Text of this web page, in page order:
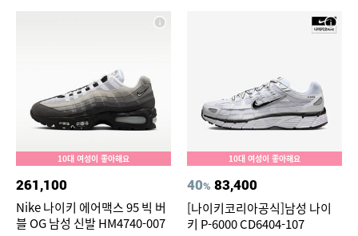
10대 여성이 좋아해요
261,100
Nike 나이키 에어맥스 95 빅 버
블 OG 남성 신발 HM4740-007
10대 여성이 좋아해요
40% 83,400
[나이키코리아공식]남성 나이
키 P-6000 CD6404-107